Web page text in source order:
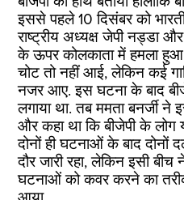
इससे पहले 10 दिसंबर को
राष्ट्रीय अध्यक्ष जेपी नड्डा
के ऊपर कोलकाता में हमला हुआ
चोट तो नहीं आई, लेकिन कई
नजर आए. इस घटना के बाद
लगाया था. तब ममता बनर्जी ने
और कहा था कि बीजेपी के
दोनों ही घटनाओं के बाद दोनों
दौर जारी रहा, लेकिन इसी बीच
घटनाओं को कवर करने का